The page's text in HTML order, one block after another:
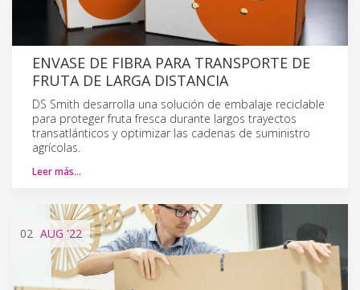
ENVASE DE FIBRA PARA TRANSPORTE DE
FRUTA DE LARGA DISTANCIA
DS Smith desarrolla una solución de embalaje reciclable
para proteger fruta fresca durante largos trayectos
transatlánticos y optimizar las cadenas de suministro
agrícolas.
Leer más…
02 AUG '22